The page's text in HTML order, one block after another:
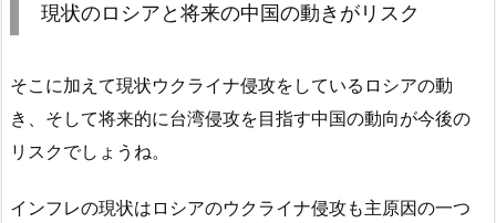
現状のロシアと将来の中国の動きがリスク
そこに加えて現状ウクライナ侵攻をしているロシアの動
き、そして将来的に台湾侵攻を目指す中国の動向が今後の
リスクでしょうね。
インフレの現状はロシアのウクライナ侵攻も主原因の一つ